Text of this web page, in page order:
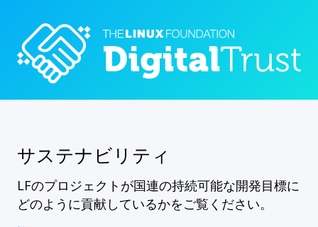
サステナビリティ
LFのプロジェクトが国連の持続可能な開発目標に
どのように貢献しているかをご覧ください。